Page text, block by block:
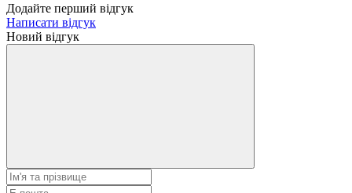
Додайте перший відгук
Написати відгук
Новий відгук